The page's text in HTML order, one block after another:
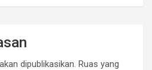
dipublikasikan. Ruas yang